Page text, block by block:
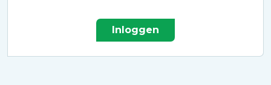
Inloggen